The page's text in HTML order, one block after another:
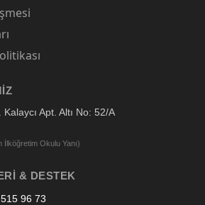
Apt. Altı No: 52/A
İlköğretim Okulu Yanı)
& DESTEK
96 73